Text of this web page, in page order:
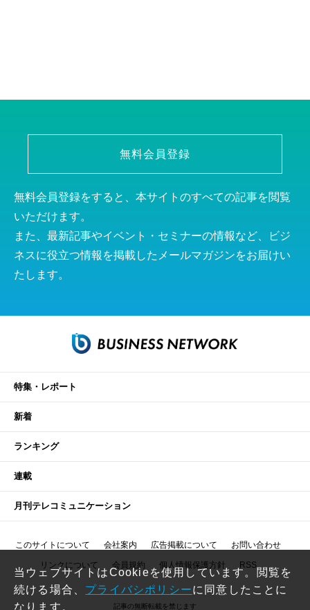
無料会員登録
無料会員登録をすると、本サイトのすべての記事を閲覧
いただけます。
また、最新記事やイベント・セミナーの情報など、ビジ
ネスに役立つ情報を掲載したメールマガジンをお届けい
たします。
特集・レポート
新着
ランキング
連載
月刊テレコミュニケーション
このサイトについて 会社案内 広告掲載について お問い合わせ
リンクについて 会員規約 個人情報保護方針 RSS
記事の無断転載を禁じます
当ウェブサイトはCookieを使用しています。閲覧を
続ける場合、 プライバシポリシーに同意したことに
なります。